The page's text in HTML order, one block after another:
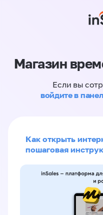
Магазин
Если вы
войдите в
Как открыть
пошаговая